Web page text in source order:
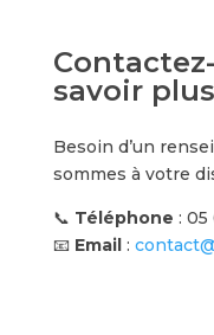
savoir plus
Besoin d’un
sommes à votre
📞 Téléphone : 05
📧 Email :